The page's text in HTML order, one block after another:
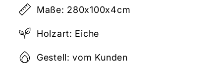
Maße: 280x100x4cm
Holzart: Eiche
Gestell: vom Kunden